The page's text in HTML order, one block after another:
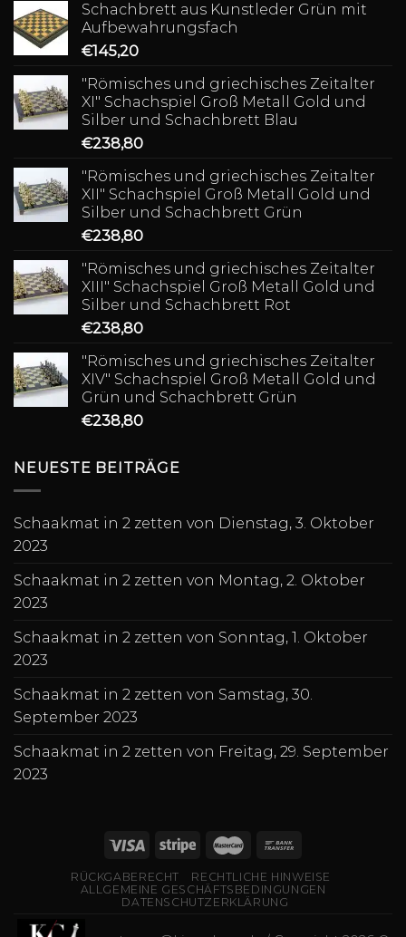
Schachbrett aus Kunstleder Grün mit
Aufbewahrungsfach
€145,20
"Römisches und griechisches Zeitalter
XI" Schachspiel Groß Metall Gold und
Silber und Schachbrett Blau
€238,80
"Römisches und griechisches Zeitalter
XII" Schachspiel Groß Metall Gold und
Silber und Schachbrett Grün
€238,80
"Römisches und griechisches Zeitalter
XIII" Schachspiel Groß Metall Gold und
Silber und Schachbrett Rot
€238,80
"Römisches und griechisches Zeitalter
XIV" Schachspiel Groß Metall Gold und
Grün und Schachbrett Grün
€238,80
NEUESTE BEITRÄGE
Schaakmat in 2 zetten von Dienstag, 3. Oktober
2023
Schaakmat in 2 zetten von Montag, 2. Oktober
2023
Schaakmat in 2 zetten von Sonntag, 1. Oktober
2023
Schaakmat in 2 zetten von Samstag, 30.
September 2023
Schaakmat in 2 zetten von Freitag, 29. September
2023
RÜCKGABERECHT
RECHTLICHE HINWEISE
ALLGEMEINE GESCHÄFTSBEDINGUNGEN
DATENSCHUTZERKLÄRUNG